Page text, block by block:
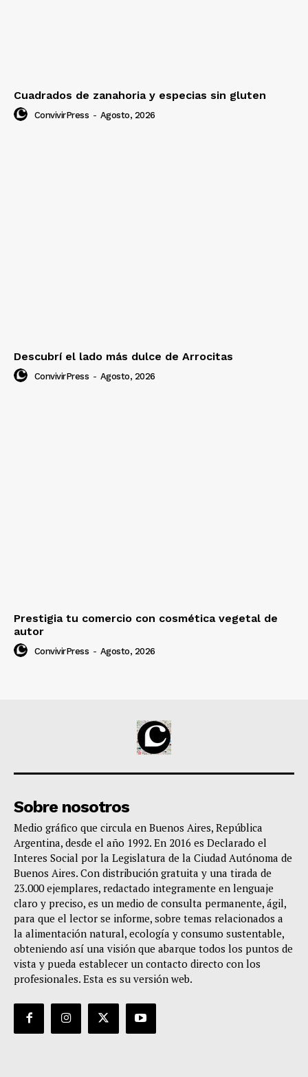
Cuadrados de zanahoria y especias sin gluten
ConvivirPress - Agosto, 2026
Descubrí el lado más dulce de Arrocitas
ConvivirPress - Agosto, 2026
Prestigia tu comercio con cosmética vegetal de
autor
ConvivirPress - Agosto, 2026
Sobre nosotros
Medio gráfico que circula en Buenos Aires, República
Argentina, desde el año 1992. En 2016 es Declarado el
Interes Social por la Legislatura de la Ciudad Autónoma de
Buenos Aires. Con distribución gratuita y una tirada de
23.000 ejemplares, redactado integramente en lenguaje
claro y preciso, es un medio de consulta permanente, ágil,
para que el lector se informe, sobre temas relacionados a
la alimentación natural, ecología y consumo sustentable,
obteniendo así una visión que abarque todos los puntos de
vista y pueda establecer un contacto directo con los
profesionales. Esta es su versión web.